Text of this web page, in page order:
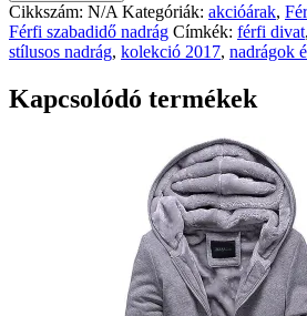
Cikkszám: N/A Kategóriák: akcióárak,
Férfi szabadidő nadrág Címkék: férfi divat,
stílusos nadrág, kolekció 2017, nadrágok
Kapcsolódó termékek